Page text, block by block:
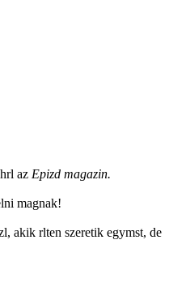
az Epizd magazin.
magnak!
akik rlten szeretik egymst, de